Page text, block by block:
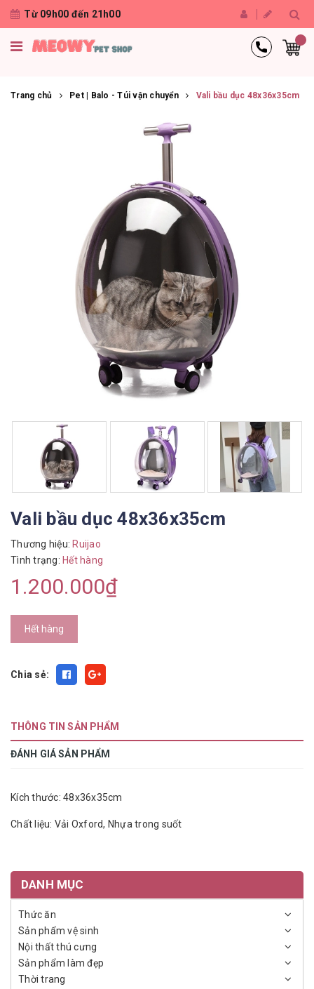
Từ 09h00 đến 21h00
Trang chủ Pet | Balo - Túi vận chuyển Vali bầu dục 48x36x35cm
Vali bầu dục 48x36x35cm
Thương hiệu: Ruijao
Tình trạng: Hết hàng
1.200.000₫
Hết hàng
Chia sẻ:
THÔNG TIN SẢN PHẨM
ĐÁNH GIÁ SẢN PHẨM
Kích thước: 48x36x35cm
Chất liệu: Vải Oxford, Nhựa trong suốt
DANH MỤC
Thức ăn
Sản phẩm vệ sinh
Nội thất thú cưng
Sản phẩm làm đẹp
Thời trang